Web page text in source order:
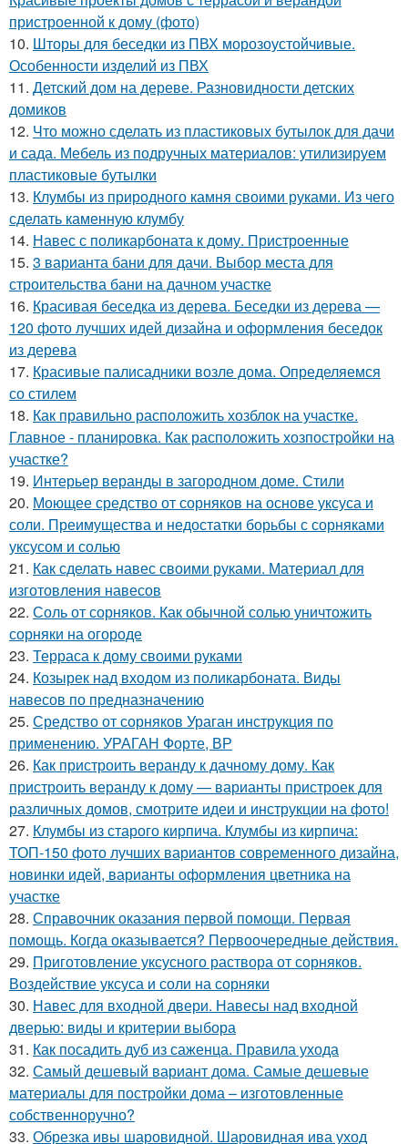
пристроенной к дому (фото)
10. Шторы для беседки из ПВХ морозоустойчивые.
Особенности изделий из ПВХ
11. Детский дом на дереве. Разновидности детских
домиков
12. Что можно сделать из пластиковых бутылок для дачи
и сада. Мебель из подручных материалов: утилизируем
пластиковые бутылки
13. Клумбы из природного камня своими руками. Из чего
сделать каменную клумбу
14. Навес с поликарбоната к дому. Пристроенные
15. 3 варианта бани для дачи. Выбор места для
строительства бани на дачном участке
16. Красивая беседка из дерева. Беседки из дерева —
120 фото лучших идей дизайна и оформления беседок
из дерева
17. Красивые палисадники возле дома. Определяемся
со стилем
18. Как правильно расположить хозблок на участке.
Главное - планировка. Как расположить хозпостройки на
участке?
19. Интерьер веранды в загородном доме. Стили
20. Моющее средство от сорняков на основе уксуса и
соли. Преимущества и недостатки борьбы с сорняками
уксусом и солью
21. Как сделать навес своими руками. Материал для
изготовления навесов
22. Соль от сорняков. Как обычной солью уничтожить
сорняки на огороде
23. Терраса к дому своими руками
24. Козырек над входом из поликарбоната. Виды
навесов по предназначению
25. Средство от сорняков Ураган инструкция по
применению. УРАГАН Форте, ВР
26. Как пристроить веранду к дачному дому. Как
пристроить веранду к дому — варианты пристроек для
различных домов, смотрите идеи и инструкции на фото!
27. Клумбы из старого кирпича. Клумбы из кирпича:
ТОП-150 фото лучших вариантов современного дизайна,
новинки идей, варианты оформления цветника на
участке
28. Справочник оказания первой помощи. Первая
помощь. Когда оказывается? Первоочередные действия.
29. Приготовление уксусного раствора от сорняков.
Воздействие уксуса и соли на сорняки
30. Навес для входной двери. Навесы над входной
дверью: виды и критерии выбора
31. Как посадить дуб из саженца. Правила ухода
32. Самый дешевый вариант дома. Самые дешевые
материалы для постройки дома – изготовленные
собственноручно?
33. Обрезка ивы шаровидной. Шаровидная ива уход